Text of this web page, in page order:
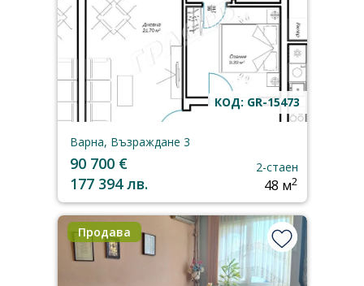
КОД: GR-15473
Варна, Възраждане 3
90 700 €
177 394 лв.
2-стаен
48 м2
Продава